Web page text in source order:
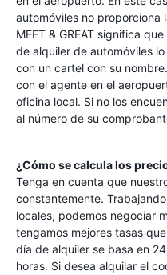
automóviles no proporciona
MEET & GREAT significa
de alquiler de automóviles
con un cartel con su
con el agente en el
oficina local. Si no los
al número de su
¿Cómo se calcula los
Tenga en cuenta que
constantemente.
locales, podemos negociar
tengamos mejores tasas
día de alquiler se basa en
horas. Si desea alquilar el